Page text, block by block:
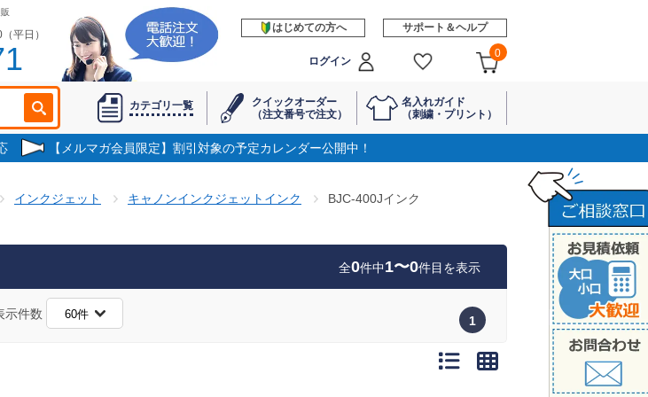
平日）
はじめての方へ サポート＆ヘルプ
ログイン
0
カテゴリ一覧
クイックオーダー
（注文番号で注文）
名入れガイド
（刺繍・プリント）
【メルマガ会員限定】割引対象の予定カレンダー公開中！
インクジェット キャノンインクジェットインク BJC-400Jインク
全0件中1〜0件目を表示
示件数 1